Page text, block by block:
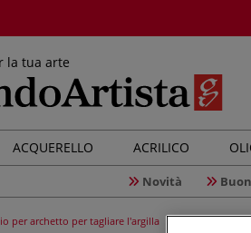
la tua arte
ACQUERELLO ACRILICO
Novità
per archetto per tagliare l'argilla